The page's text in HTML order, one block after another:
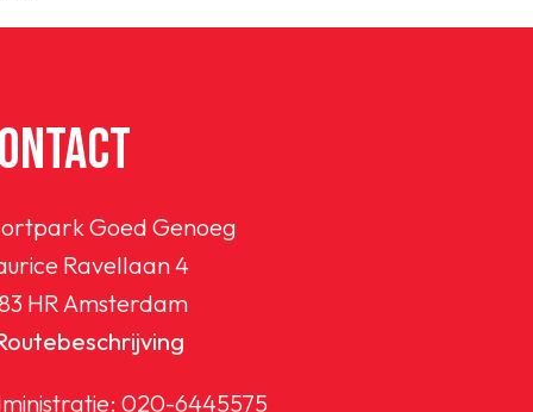
Goed Genoeg
Ravellaan 4
HR Amsterdam
020-6445575